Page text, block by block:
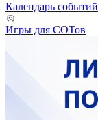
Календарь событий
Игры для СОТов